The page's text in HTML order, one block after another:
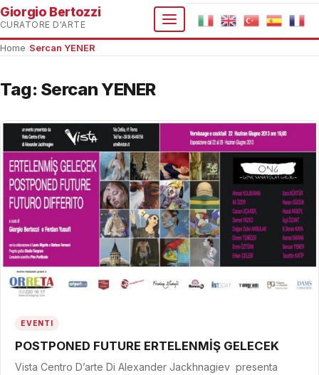
Giorgio Bertozzi
CURATORE D'ARTE
Home Sercan YENER
Tag: Sercan YENER
EVENTI
POSTPONED FUTURE ERTELENMİŞ GELECEK
Vista Centro D’arte Di Alexander Jackhnagiev presenta